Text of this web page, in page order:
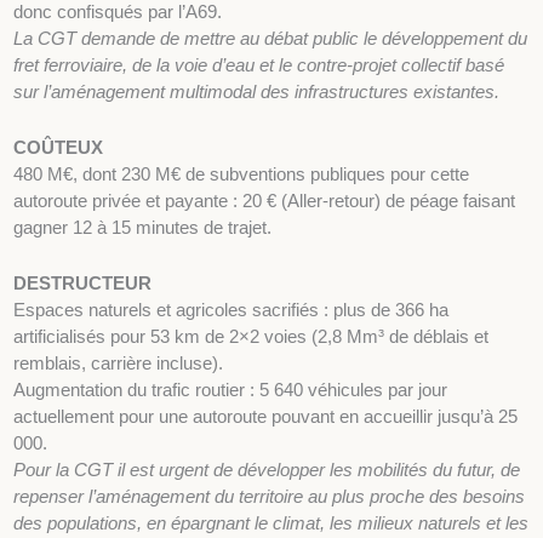
donc confisqués par l’A69.
La CGT demande de mettre au débat public le développement du
fret ferroviaire, de la voie d’eau et le contre-projet collectif basé
sur l’aménagement multimodal des infrastructures existantes.
COÛTEUX
480 M€, dont 230 M€ de subventions publiques pour cette
autoroute privée et payante : 20 € (Aller-retour) de péage faisant
gagner 12 à 15 minutes de trajet.
DESTRUCTEUR
Espaces naturels et agricoles sacrifiés : plus de 366 ha
artificialisés pour 53 km de 2×2 voies (2,8 Mm³ de déblais et
remblais, carrière incluse).
Augmentation du trafic routier : 5 640 véhicules par jour
actuellement pour une autoroute pouvant en accueillir jusqu’à 25
000.
Pour la CGT il est urgent de développer les mobilités du futur, de
repenser l’aménagement du territoire au plus proche des besoins
des populations, en épargnant le climat, les milieux naturels et les